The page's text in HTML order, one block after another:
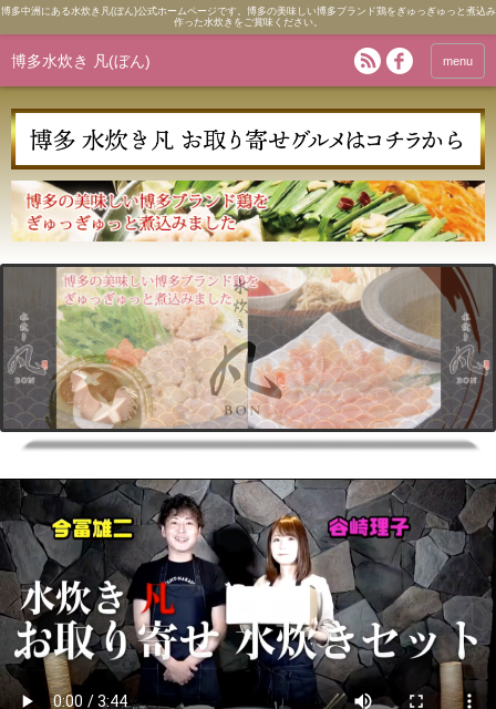
博多中洲にある水炊き凡(ぼん)公式ホームページです。博多の美味しい博多ブランド鶏をぎゅっぎゅっと煮込み
作った水炊きをご賞味ください。
博多水炊き 凡(ぼん) menu